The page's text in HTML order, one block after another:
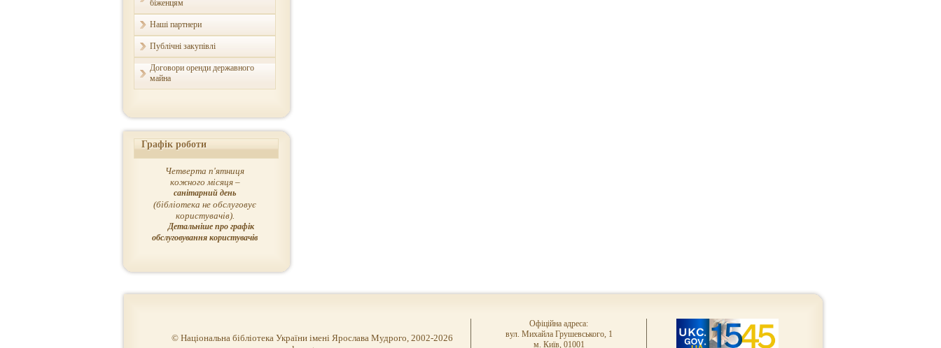
біженцям
Наші партнери
Публічні закупівлі
Договори оренди державного
майна
Графік роботи
Четверта п'ятниця
кожного місяця –
санітарний день
(бібліотека не обслуговує
користувачів).
Детальніше про графік
обслуговування користувачів
© Національна бібліотека України імені Ярослава Мудрого, 2002-2026
Офіційна адреса:
вул. Михайла Грушевського, 1
м. Київ, 01001